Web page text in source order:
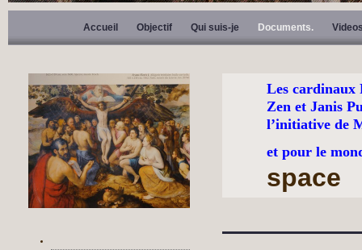
Accueil Objectif Qui suis-je Documents.
Les cardinaux
Zen et Janis
l’initiative de
et pour le
space